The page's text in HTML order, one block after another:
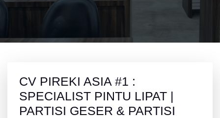
CV PIREKI ASIA #1 :
SPECIALIST PINTU LIPAT |
PARTISI GESER & PARTISI